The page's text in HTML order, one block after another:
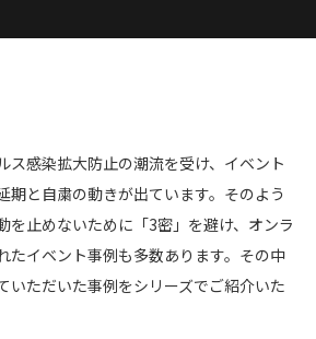
ス感染拡大防止の潮流を受け、イベント
期と自粛の動きが出ています。そのよう
を止めないために「3密」を避け、オンラ
たイベント事例も多数あります。その中
いただいた事例をシリーズでご紹介いた